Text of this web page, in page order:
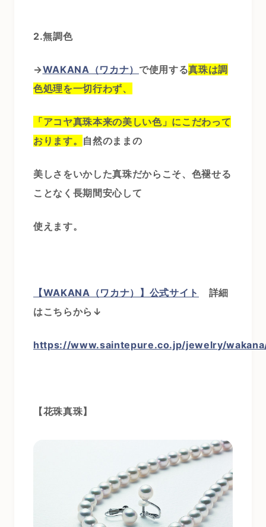
2.無調色
→WAKANA（ワカナ） で使用する真珠は調
色処理を一切行わず、
「アコヤ真珠本来の美しい色」にこだわって
おります。 自然のままの
美しさをいかした真珠だからこそ、色褪せる
ことなく長期間安心して
使えます。
【WAKANA（ワカナ）】公式サイト
詳細
はこちらから↓
https://www.saintepure.co.jp/jewelry/
【花珠真珠】